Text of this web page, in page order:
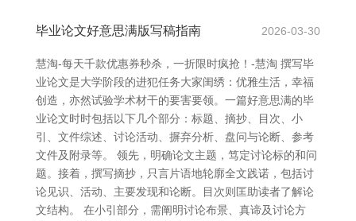
毕业论文好意思满版写稿指南 2026-03-30
慧淘-每天千款优惠券秒杀，一折限时疯抢！-慧淘 撰写毕
业论文是大学阶段的进犯任务大家闺绣：优雅生活，幸福
创造，亦然试验学术材干的要害要领。一篇好意思满的毕
业论文时时包括以下几个部分：标题、摘抄、目次、小
引、文件综述、讨论活动、摒弃分析、盘问与论断、参考
文件及附录等。 领先，明确论文主题，笃定讨论标的和问
题。接着，撰写摘抄，只言片语地轮廓全文践诺，包括讨
论见识、活动、主要发现和论断。目次则匡助读者了解论
文结构。 在小引部分，需阐明讨论布景、真谛及讨论方